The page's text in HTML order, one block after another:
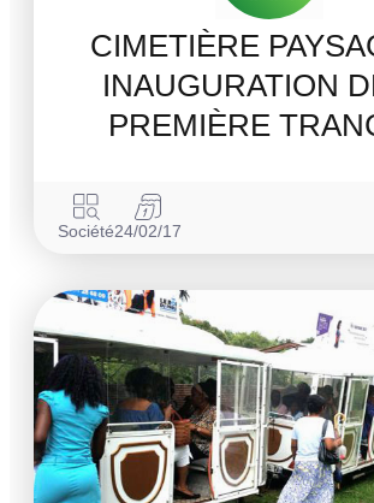
CIMETIÈRE PAYSAGER :
INAUGURATION
PREMIÈRE
Société24/02/17